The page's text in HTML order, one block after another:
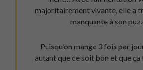
majoritairement vivante, elle a
manquante à son
Puisqu’on mange 3 fois par
autant que ce soit bon et que ça